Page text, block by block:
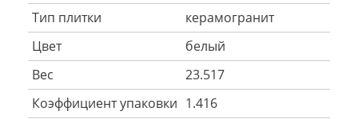
Тип плитки
керамогранит
Цвет
белый
Вес
23.517
Коэффициент упаковки 1.416